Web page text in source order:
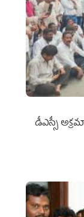
డీఎస్సీ